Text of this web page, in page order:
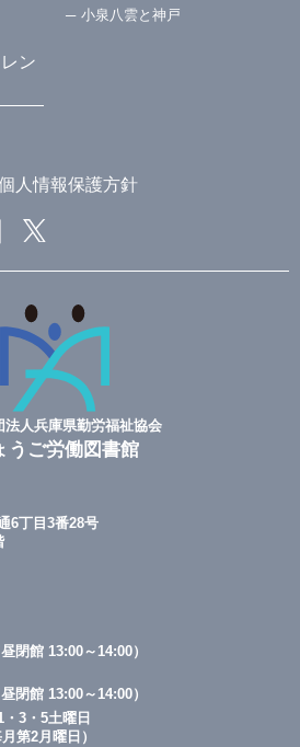
小泉八雲と神戸
ン
人情報保護方針
法人兵庫県勤労福祉協会
うご労働図書館
6丁目3番28号
閉館 13:00～14:00）
閉館 13:00～14:00）
3・5土曜日
第2月曜日）